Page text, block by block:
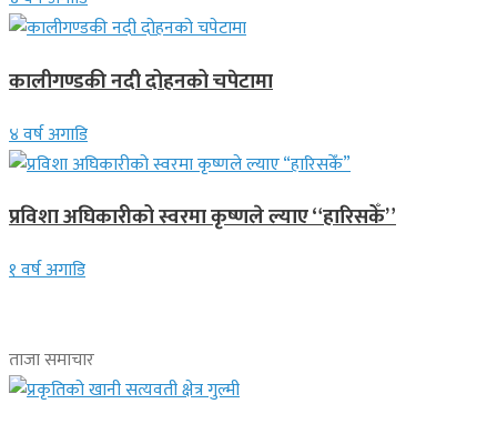
कालीगण्डकी नदी दोहनको चपेटामा
४ वर्ष अगाडि
प्रविशा अघिकारीको स्वरमा कृष्णले ल्याए “हारिसकेँ”
१ वर्ष अगाडि
ताजा समाचार